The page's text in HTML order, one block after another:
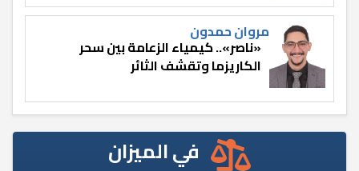
مروان حمدون
«ناصر».. كيمياء الزعامة بين سحر
الكاريزما وتقشف الثائر
في الميزان